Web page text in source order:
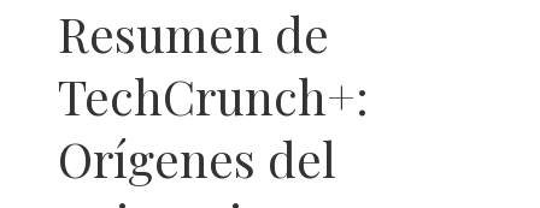
Resumen de
TechCrunch+:
Orígenes del